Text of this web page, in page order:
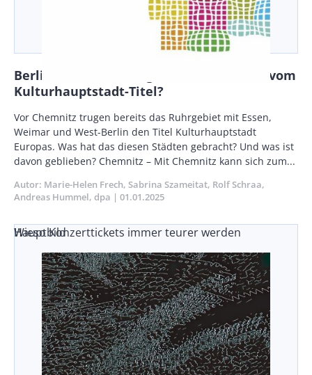
Berlin, Weimar, Ruhrgebiet – Was bleibt vom
Kulturhauptstadt-Titel?
Body
Vor Chemnitz trugen bereits das Ruhrgebiet mit Essen,
Weimar und West-Berlin den Titel Kulturhauptstadt
Europas. Was hat das diesen Städten gebracht? Und was ist
davon geblieben? Chemnitz – Mit Chemnitz kann sich zum...
Autor Marie-Helen Frech Sabrina Szameitat Rolf Schraa
Andreas Hummel dpa Publikationsdatum
01.01.2025
Wieso Konzerttickets immer teurer werden
Hauptbild